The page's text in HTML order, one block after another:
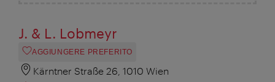
J. & L. Lobmeyr
AGGIUNGERE PREFERITO
Kärntner Straße 26, 1010 Wien